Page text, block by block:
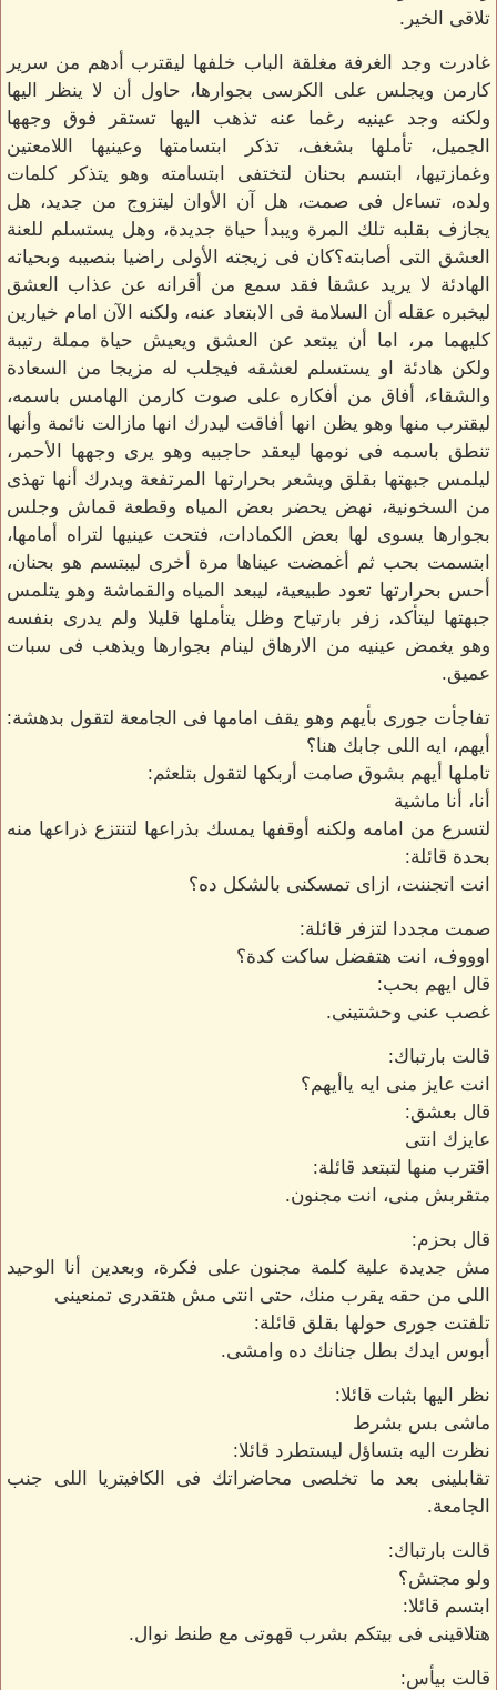
تلاقى الخير.
غادرت وجد الغرفة مغلقة الباب خلفها ليقترب أدهم من سرير
كارمن ويجلس على الكرسى بجوارها، حاول أن لا ينظر اليها
ولكنه وجد عينيه رغما عنه تذهب اليها تستقر فوق وجهها
الجميل، تأملها بشغف، تذكر ابتسامتها وعينيها اللامعتين
وغمازتيها، ابتسم بحنان لتختفى ابتسامته وهو يتذكر كلمات
ولده، تساءل فى صمت، هل آن الأوان ليتزوج من جديد، هل
يجازف بقلبه تلك المرة ويبدأ حياة جديدة، وهل يستسلم للعنة
العشق التى أصابته؟كان فى زيجته الأولى راضيا بنصيبه وبحياته
الهادئة لا يريد عشقا فقد سمع من أقرانه عن عذاب العشق
ليخبره عقله أن السلامة فى الابتعاد عنه، ولكنه الآن امام خيارين
كليهما مر، اما أن يبتعد عن العشق ويعيش حياة مملة رتيبة
ولكن هادئة او يستسلم لعشقه فيجلب له مزيجا من السعادة
والشقاء، أفاق من أفكاره على صوت كارمن الهامس باسمه،
ليقترب منها وهو يظن انها أفاقت ليدرك انها مازالت نائمة وأنها
تنطق باسمه فى نومها ليعقد حاجبيه وهو يرى وجهها الأحمر،
ليلمس جبهتها بقلق ويشعر بحرارتها المرتفعة ويدرك أنها تهذى
من السخونية، نهض يحضر بعض المياه وقطعة قماش وجلس
بجوارها يسوى لها بعض الكمادات، فتحت عينيها لتراه أمامها،
ابتسمت بحب ثم أغمضت عيناها مرة أخرى ليبتسم هو بحنان،
أحس بحرارتها تعود طبيعية، ليبعد المياه والقماشة وهو يتلمس
جبهتها ليتأكد، زفر بارتياح وظل يتأملها قليلا ولم يدرى بنفسه
وهو يغمض عينيه من الارهاق لينام بجوارها ويذهب فى سبات
عميق.
تفاجأت جورى بأيهم وهو يقف امامها فى الجامعة لتقول بدهشة:
أيهم، ايه اللى جابك هنا؟
تاملها أيهم بشوق صامت أربكها لتقول بتلعثم:
أنا، أنا ماشية
لتسرع من امامه ولكنه أوقفها يمسك بذراعها لتنتزع ذراعها منه
بحدة قائلة:
انت اتجننت، ازاى تمسكنى بالشكل ده؟
صمت مجددا لتزفر قائلة:
اوووف، انت هتفضل ساكت كدة؟
قال ايهم بحب:
غصب عنى وحشتينى.
قالت بارتباك:
انت عايز منى ايه ياأيهم؟
قال بعشق:
عايزك انتى
اقترب منها لتبتعد قائلة:
متقربش منى، انت مجنون.
قال بحزم:
مش جديدة علية كلمة مجنون على فكرة، وبعدين أنا الوحيد
اللى من حقه يقرب منك، حتى انتى مش هتقدرى تمنعينى
تلفتت جورى حولها بقلق قائلة:
أبوس ايدك بطل جنانك ده وامشى.
نظر اليها بثبات قائلا:
ماشى بس بشرط
نظرت اليه بتساؤل ليستطرد قائلا:
تقابلينى بعد ما تخلصى محاضراتك فى الكافيتريا اللى جنب
الجامعة.
قالت بارتباك:
ولو مجتش؟
ابتسم قائلا:
هتلاقينى فى بيتكم بشرب قهوتى مع طنط نوال.
قالت بيأس: